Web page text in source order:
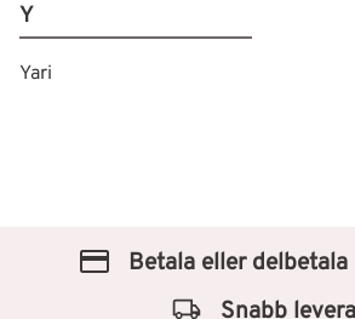
Y
Yari
Betala eller delbetala
Snabb